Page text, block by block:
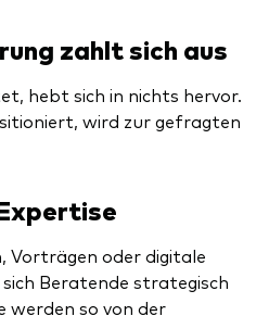
zahlt sich aus
hebt sich in nichts hervor.
wird zur gefragten
Vorträgen oder digitale
Beratende strategisch
werden so von der